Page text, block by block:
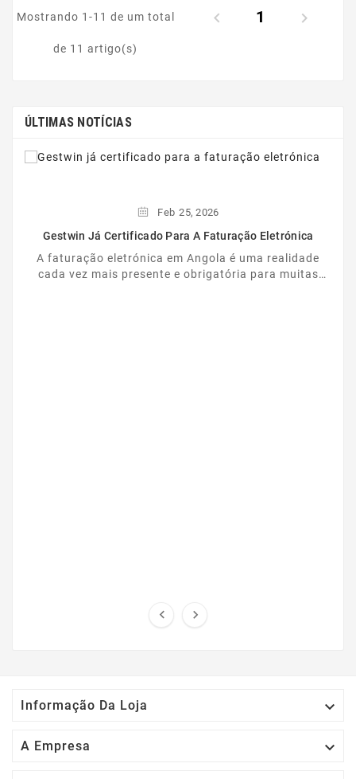
Mostrando 1-11 de um total
de 11 artigo(s)
 1 
ÚLTIMAS NOTÍCIAS
Feb 25, 2026
Gestwin Já Certificado Para A Faturação Eletrónica
A faturação eletrónica em Angola é uma realidade
cada vez mais presente e obrigatória para muitas
 
Informação Da Loja 
A Empresa 